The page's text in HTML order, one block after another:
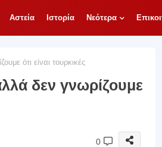
Αστεία Ιστορία Νεότερα
ότι είναι τουρκικές
δεν γνωρίζουμε
0